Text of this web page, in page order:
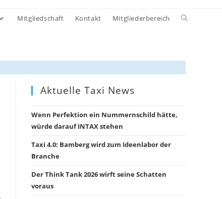
Mitgliedschaft Kontakt Mitgliederbereich
Website-
Aktuelle Taxi News
Wenn Perfektion ein Nummernschild hätte,
würde darauf INTAX stehen
Taxi 4.0: Bamberg wird zum Ideenlabor der
Branche
Der Think Tank 2026 wirft seine Schatten
voraus